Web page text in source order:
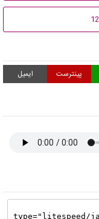
پینترست ایمیل